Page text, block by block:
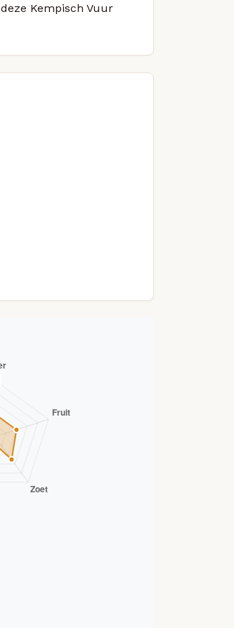
Kempisch Vuur